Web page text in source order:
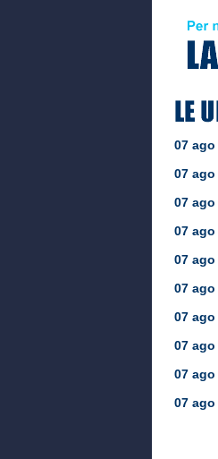
07 ago
07 ago
07 ago
07 ago
07 ago
07 ago
07 ago
07 ago
07 ago
07 ago